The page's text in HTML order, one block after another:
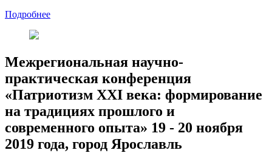
Подробнее
Межрегиональная научно-
практическая конференция
«Патриотизм XXI века: формирование
на традициях прошлого и
современного опыта» 19 - 20 ноября
2019 года, город Ярославль